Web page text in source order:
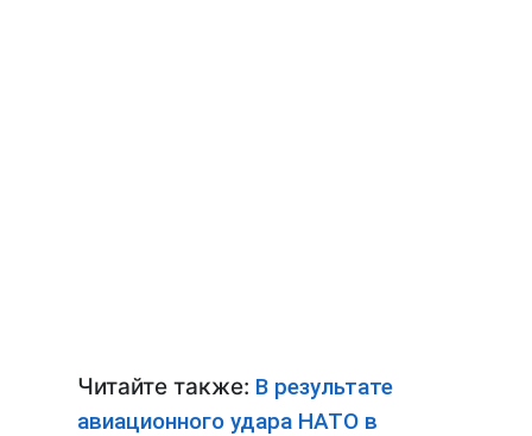
Читайте также: В результате
авиационного удара НАТО в